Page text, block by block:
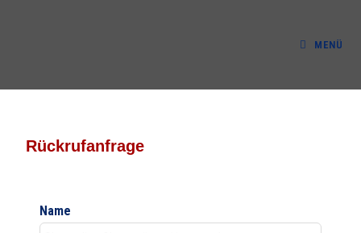
MENÜ
Rückrufanfrage
Name